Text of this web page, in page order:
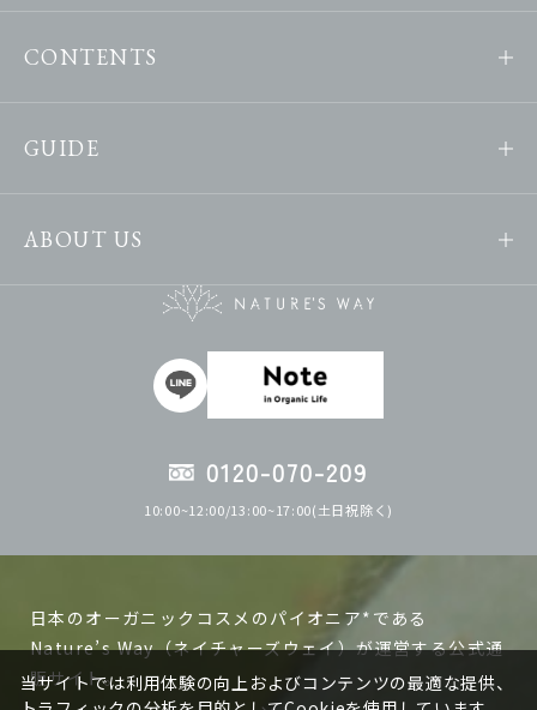
CONTENTS
GUIDE
ABOUT US
0120-070-209
10:00~12:00/13:00~17:00(土日祝除く)
日本のオーガニックコスメのパイオニア*である
Nature’s Way（ネイチャーズウェイ）が運営する公式通
販サイト。
当サイトでは利用体験の向上およびコンテンツの最適な提供、